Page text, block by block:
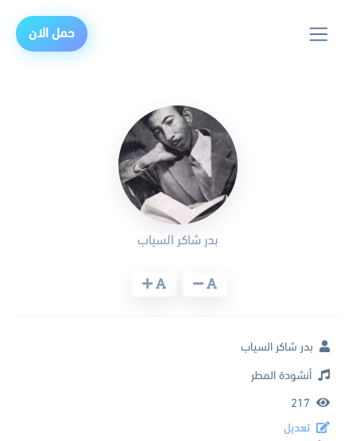
حمل الان
بدر شاكر السياب
بدر شاكر السياب
أنشودة المطر
217
تعديل